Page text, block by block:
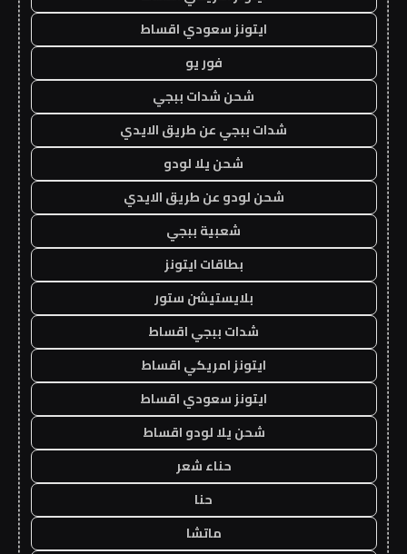
ايتونز سعودي اقساط
فور يو
شحن شدات ببجي
شدات ببجي عن طريق الايدي
شحن يلا لودو
شحن لودو عن طريق الايدي
شعبية ببجي
بطاقات ايتونز
بلايستيشن ستور
شدات ببجي اقساط
ايتونز امريكي اقساط
ايتونز سعودي اقساط
شحن يلا لودو اقساط
حناء شعر
حنا
ماتشا